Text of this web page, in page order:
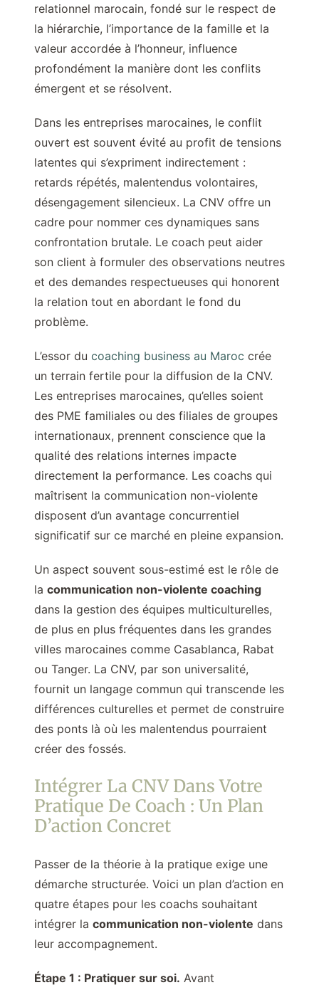
relationnel marocain, fondé sur le respect de
la hiérarchie, l’importance de la famille et la
valeur accordée à l’honneur, influence
profondément la manière dont les conflits
émergent et se résolvent.
Dans les entreprises marocaines, le conflit
ouvert est souvent évité au profit de tensions
latentes qui s’expriment indirectement :
retards répétés, malentendus volontaires,
désengagement silencieux. La CNV offre un
cadre pour nommer ces dynamiques sans
confrontation brutale. Le coach peut aider
son client à formuler des observations neutres
et des demandes respectueuses qui honorent
la relation tout en abordant le fond du
problème.
L’essor du coaching business au Maroc crée
un terrain fertile pour la diffusion de la CNV.
Les entreprises marocaines, qu’elles soient
des PME familiales ou des filiales de groupes
internationaux, prennent conscience que la
qualité des relations internes impacte
directement la performance. Les coachs qui
maîtrisent la communication non-violente
disposent d’un avantage concurrentiel
significatif sur ce marché en pleine expansion.
Un aspect souvent sous-estimé est le rôle de
la communication non-violente coaching
dans la gestion des équipes multiculturelles,
de plus en plus fréquentes dans les grandes
villes marocaines comme Casablanca, Rabat
ou Tanger. La CNV, par son universalité,
fournit un langage commun qui transcende les
différences culturelles et permet de construire
des ponts là où les malentendus pourraient
créer des fossés.
Intégrer La CNV Dans Votre
Pratique De Coach : Un Plan
D’action Concret
Passer de la théorie à la pratique exige une
démarche structurée. Voici un plan d’action en
quatre étapes pour les coachs souhaitant
intégrer la communication non-violente dans
leur accompagnement.
Étape 1 : Pratiquer sur soi. Avant